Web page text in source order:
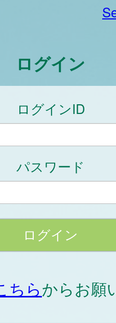
ログイン
ログインID
パスワード
ちらからお願